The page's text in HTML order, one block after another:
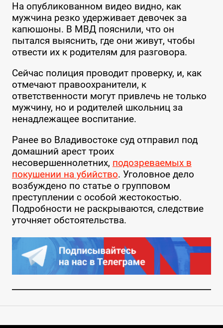
На опубликованном видео видно, как
мужчина резко удерживает девочек за
капюшоны. В МВД пояснили, что он
пытался выяснить, где они живут, чтобы
отвести их к родителям для разговора.
Сейчас полиция проводит проверку, и, как
отмечают правоохранители, к
ответственности могут привлечь не только
мужчину, но и родителей школьниц за
ненадлежащее воспитание.
Ранее во Владивостоке суд отправил под
домашний арест троих
несовершеннолетних, подозреваемых в
покушении на убийство. Уголовное дело
возбуждено по статье о групповом
преступлении с особой жестокостью.
Подробности не раскрываются, следствие
уточняет обстоятельства.